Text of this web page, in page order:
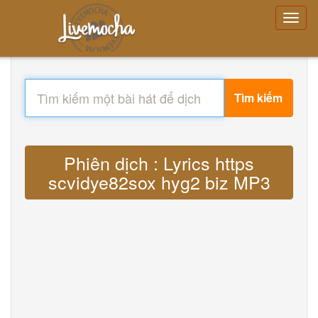
Tìm kiếm
Phiên dịch : Lyrics https
scvidye82sox hyg2 biz MP3